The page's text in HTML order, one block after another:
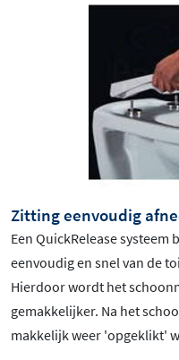
Zitting eenvoudig
Een QuickRelease
eenvoudig en snel van de
Hierdoor wordt het
gemakkelijker. Na het
makkelijk weer 'opgeklikt'